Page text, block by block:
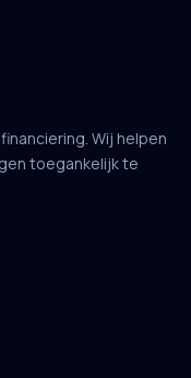
Wij helpen
toegankelijk te